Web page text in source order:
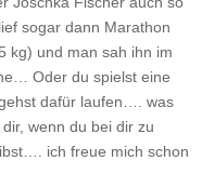
sogar dann Marathon
kg) und man sah ihn im
Oder du spielst eine
dafür laufen…. was
wenn du bei dir zu
ich freue mich schon